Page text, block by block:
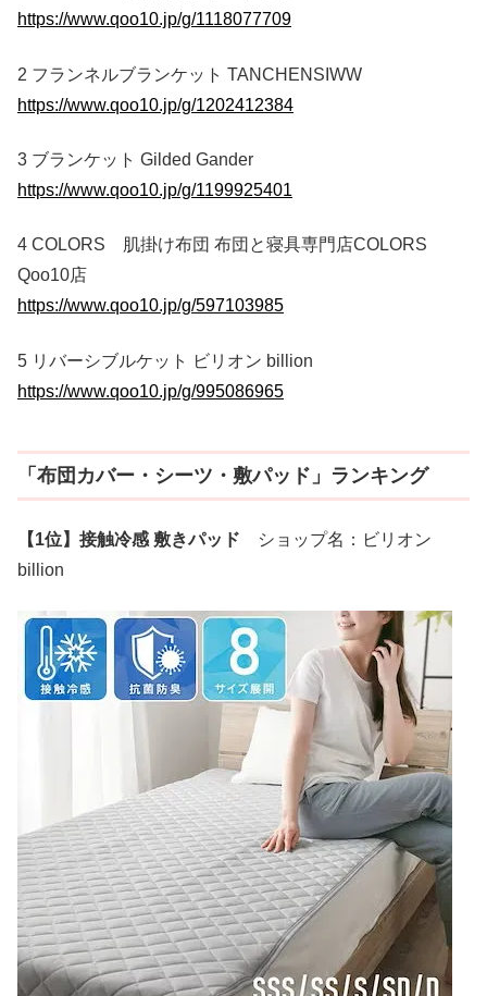
https://www.qoo10.jp/g/1118077709
2 フランネルブランケット TANCHENSIWW
https://www.qoo10.jp/g/1202412384
3 ブランケット Gilded Gander
https://www.qoo10.jp/g/1199925401
4 COLORS 肌掛け布団 布団と寝具専門店COLORS
Qoo10店
https://www.qoo10.jp/g/597103985
5 リバーシブルケット ビリオン billion
https://www.qoo10.jp/g/995086965
「布団カバー・シーツ・敷パッド」ランキング
【1位】接触冷感 敷きパッド ショップ名：ビリオン
billion